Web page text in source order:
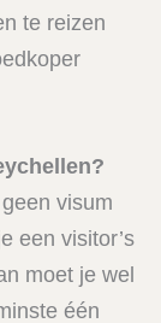
te reizen
visum
een visitor’s
moet je wel
één